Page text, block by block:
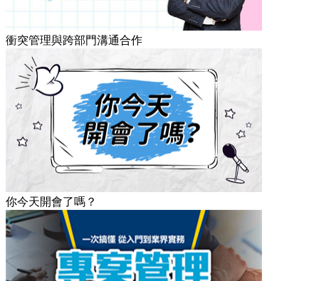
衝突管理與跨部門溝通合作
你今天開會了嗎？